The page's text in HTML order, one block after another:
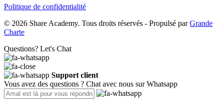
Politique de confidentialité
© 2026 Share Academy. Tous droits réservés - Propulsé parGrande
Charte
Questions? Let's Chat
Support client
Vous avez des questions ? Chat avec nous sur Whatsapp